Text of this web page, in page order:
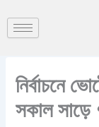
content
নির্বাচনে
সকাল সাড়ে
রা
ত
ব
র